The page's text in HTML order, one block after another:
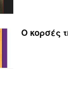
Ο κορσές